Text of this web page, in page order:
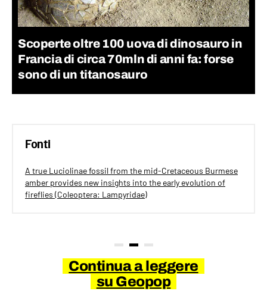
Scoperte oltre 100 uova di dinosauro in
Francia di circa 70mln di anni fa: forse
sono di un titanosauro
Fonti
A true Luciolinae fossil from the mid-Cretaceous Burmese
amber provides new insights into the early evolution of
fireflies (Coleoptera: Lampyridae)
Continua a leggere
su Geopop